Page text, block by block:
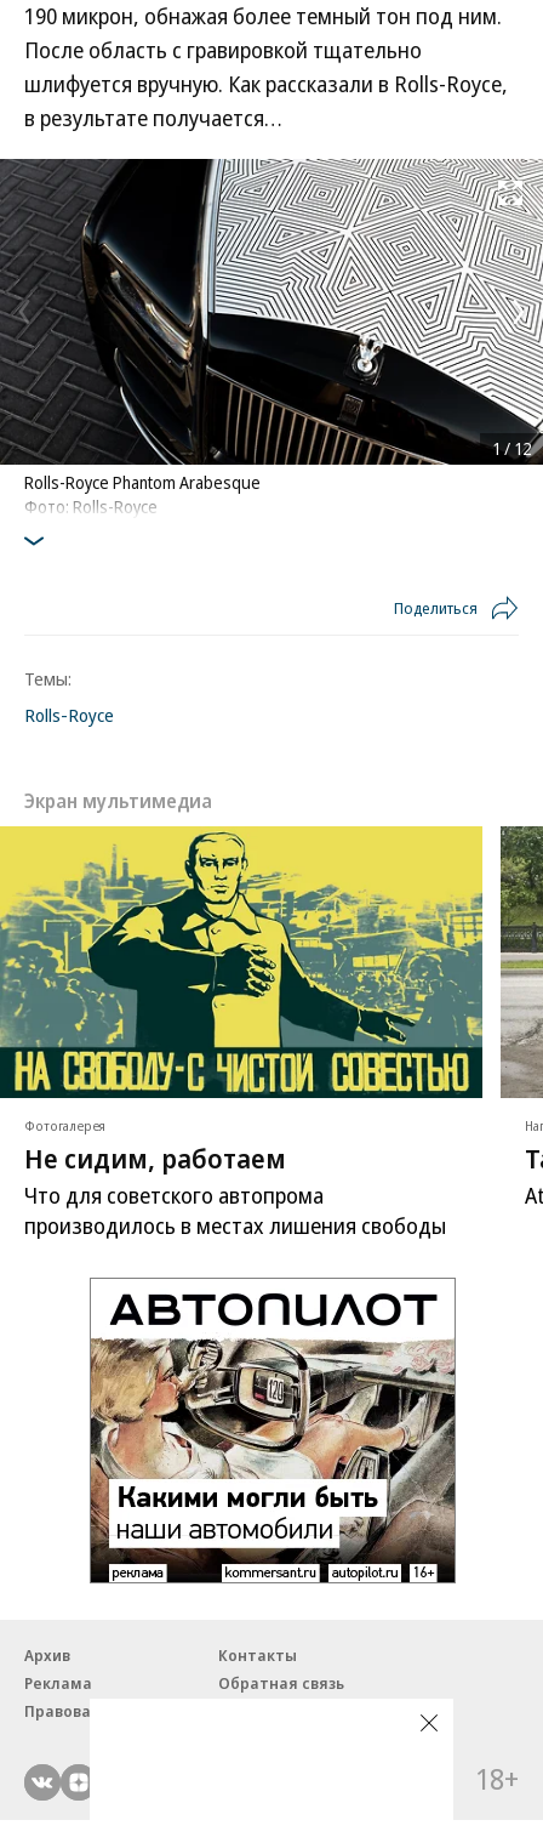
190 микрон, обнажая более темный тон под ним.
После область с гравировкой тщательно
шлифуется вручную. Как рассказали в Rolls-Royce,
в результате получается…
Развернуть
Rolls-Royce Phantom Arabesque
Фото: Rolls-Royce
1/ 12
Поделиться
Темы:
Rolls-Royce
Экран мультимедиа
Фотогалерея
Не сидим, работаем
Что для советского автопрома
производилось в местах лишения свободы
Архив
Контакты
Реклама
Обратная связь
Правовая информация
18+